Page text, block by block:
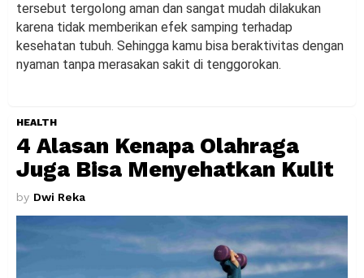
tersebut tergolong aman dan sangat mudah dilakukan
karena tidak memberikan efek samping terhadap
kesehatan tubuh. Sehingga kamu bisa beraktivitas dengan
nyaman tanpa merasakan sakit di tenggorokan.
HEALTH
4 Alasan Kenapa Olahraga
Juga Bisa Menyehatkan Kulit
by Dwi Reka